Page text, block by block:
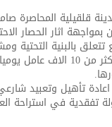
قلقيلية المحاصرة
اثار الحصار
بالبنية التحتية
على المعبر الشمالي للمدينة
تأهيل وتعبيد
تفقدية في استراحة